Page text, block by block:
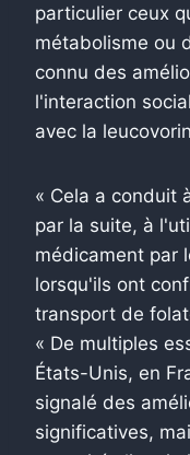
particulier ceux
métabolisme ou
connu des
l'interaction
avec la
« Cela a conduit
par la suite, à
médicament par
lorsqu'ils ont
transport de
« De multiples
États-Unis, en
signalé des
significatives,